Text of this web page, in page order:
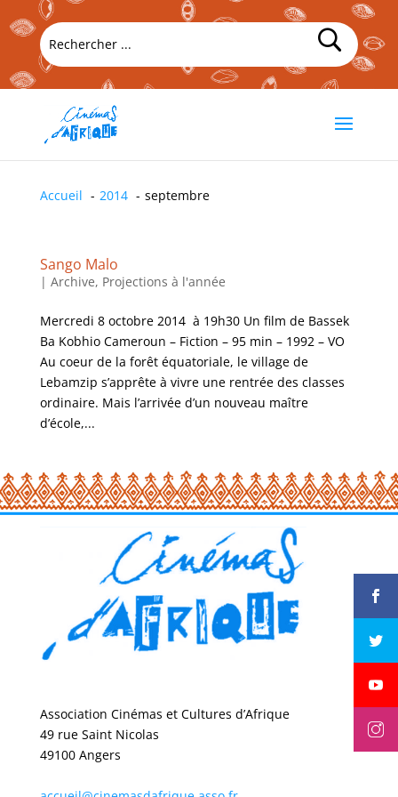
Accueil 2014 septembre
Sango Malo
| Archive, Projections à l'année
Mercredi 8 octobre 2014 à 19h30 Un film de Bassek
Ba Kobhio Cameroun – Fiction – 95 min – 1992 – VO
Au coeur de la forêt équatoriale, le village de
Lebamzip s’apprête à vivre une rentrée des classes
ordinaire. Mais l’arrivée d’un nouveau maître
d’école,...
Association Cinémas et Cultures d’Afrique
49 rue Saint Nicolas
49100 Angers